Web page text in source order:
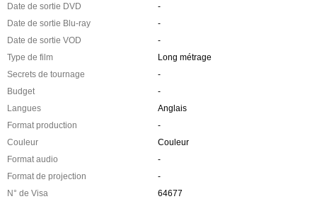
Date de sortie DVD
-
Date de sortie Blu-ray
-
Date de sortie VOD
-
Type de film
Long métrage
Secrets de tournage
-
Budget
-
Langues
Anglais
Format production
-
Couleur
Couleur
Format audio
-
Format de projection
-
N° de Visa
64677